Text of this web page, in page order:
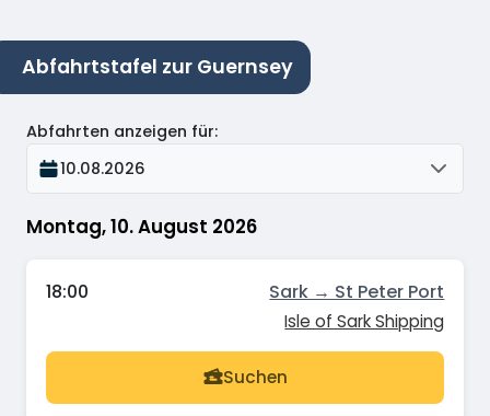
Abfahrtstafel zur Guernsey
Montag, 10. August 2026
Abfahrten anzeigen für:
10.08.2026
18:00 Sark → St Peter Port
Isle of Sark Shipping
Suchen